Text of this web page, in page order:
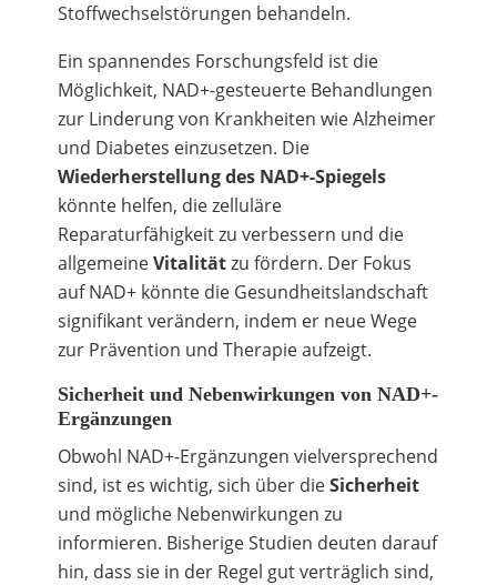
Stoffwechselstörungen behandeln.
Ein spannendes Forschungsfeld ist die
Möglichkeit, NAD+-gesteuerte Behandlungen
zur Linderung von Krankheiten wie Alzheimer
und Diabetes einzusetzen. Die
Wiederherstellung des NAD+-Spiegels
könnte helfen, die zelluläre
Reparaturfähigkeit zu verbessern und die
allgemeineVitalitätzu fördern. Der Fokus
auf NAD+ könnte die Gesundheitslandschaft
signifikant verändern, indem er neue Wege
zur Prävention und Therapie aufzeigt.
Sicherheit und Nebenwirkungen von NAD+-
Ergänzungen
Obwohl NAD+-Ergänzungen vielversprechend
sind, ist es wichtig, sich über dieSicherheit
und mögliche Nebenwirkungen zu
informieren. Bisherige Studien deuten darauf
hin, dass sie in der Regel gut verträglich sind,